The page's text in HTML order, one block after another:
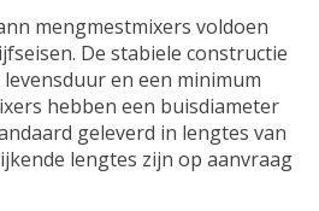
mengmestmixers voldoen
De stabiele constructie
en een minimum
hebben een buisdiameter
geleverd in lengtes van
lengtes zijn op aanvraag